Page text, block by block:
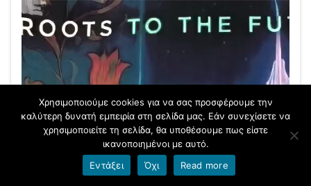
Πρόγραμμα
Αναπαραγωγής
Βίντεο
Χρησιμοποιούμε cookies για να σας προσφέρουμε την
καλύτερη δυνατή εμπειρία στη σελίδα μας. Εάν συνεχίσετε να
χρησιμοποιείτε τη σελίδα, θα υποθέσουμε πως είστε
ικανοποιημένοι με αυτό.
Εντάξει
Όχι Read more